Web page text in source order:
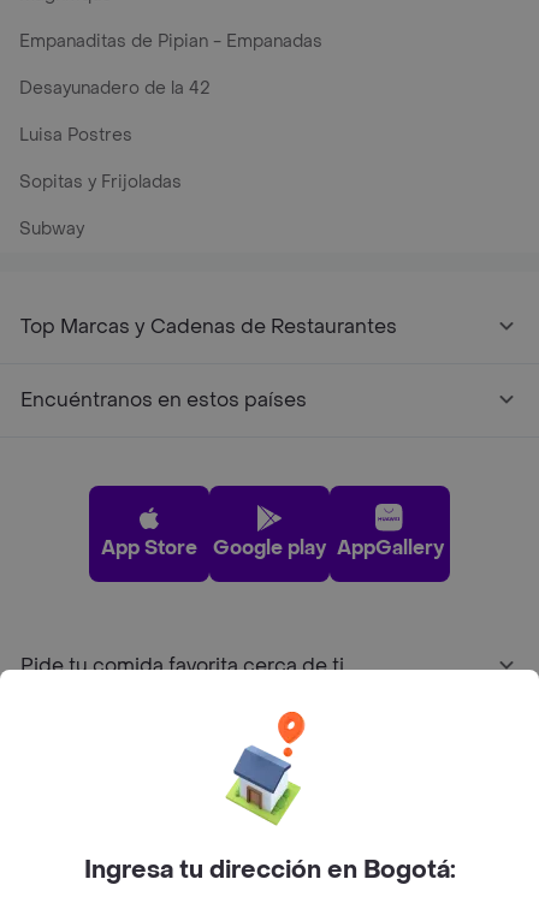
Empanaditas de Pipian - Empanadas
Desayunadero de la 42
Luisa Postres
Sopitas y Frijoladas
Subway
Top Marcas y Cadenas de Restaurantes
Encuéntranos en estos países
App Store Google play AppGallery
Pide tu comida favorita cerca de ti
Sobre RappiIngresa tu dirección en Bogotá: